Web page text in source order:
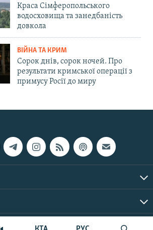
Краса Сімферопольського
водосховища та занедбаність
довкола
ВІЙНА ТА КРИМ
Сорок днів, сорок ночей. Про
результати кримської операції з
примусу Росії до миру
© Крим.Реалії, 2026 | Усі права застережено.